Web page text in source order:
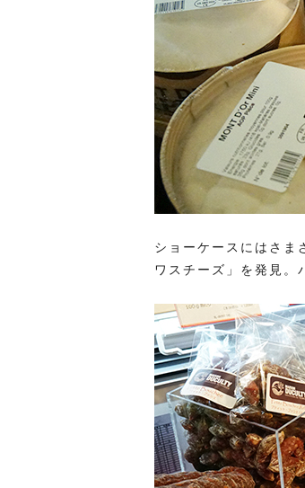
ショーケースにはさま
ワスチーズ」を発見。